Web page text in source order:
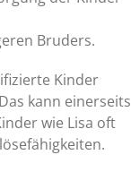
Bruders.
Kinder
kann einerseits
wie Lisa oft